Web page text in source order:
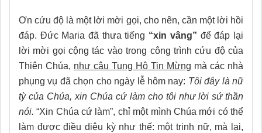
Ơn cứu độ là một lời mời gọi, cho nên, cần một lời hồi
đáp. Đức Maria đã thưa tiếng “xin vâng” để đáp lại
lời mời gọi cộng tác vào trong công trình cứu độ của
Thiên Chúa, như câu Tung Hô Tin Mừng mà các nhà
phụng vụ đã chọn cho ngày lễ hôm nay: Tôi đây là nữ
tỳ của Chúa, xin Chúa cứ làm cho tôi như lời sứ thần
nói.“Xin Chúa cứ làm”, chỉ một mình Chúa mới có thể
làm được điều diệu kỳ như thế: một trinh nữ, mà lại,